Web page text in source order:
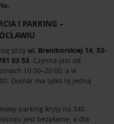
I PARKING –
przy ul. Braniborskiej 14, 53-
03 53. Czynna jest od
10:00–20:00, a w
Domar ma tylko tę jedną
parking kryty na 340
jest bezpłatne, a dla